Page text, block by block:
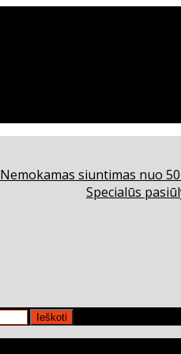
Nemokamas siuntimas nuo
Specialūs
Ieškoti